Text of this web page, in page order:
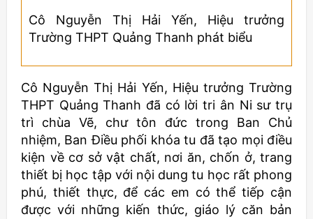
Cô Nguyễn Thị Hải Yến, Hiệu trưởng
Trường THPT Quảng Thanh phát biểu
Cô Nguyễn Thị Hải Yến, Hiệu trưởng Trường
THPT Quảng Thanh đã có lời tri ân Ni sư trụ
trì chùa Vẽ, chư tôn đức trong Ban Chủ
nhiệm, Ban Điều phối khóa tu đã tạo mọi điều
kiện về cơ sở vật chất, nơi ăn, chốn ở, trang
thiết bị học tập với nội dung tu học rất phong
phú, thiết thực, để các em có thể tiếp cận
được với những kiến thức, giáo lý căn bản